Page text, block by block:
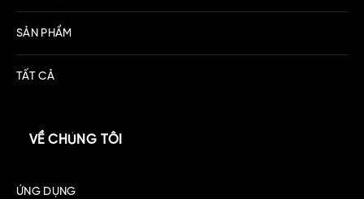
SẢN PHẨM
TẤT CẢ
VỀ CHÚNG TÔI
ỨNG DỤNG